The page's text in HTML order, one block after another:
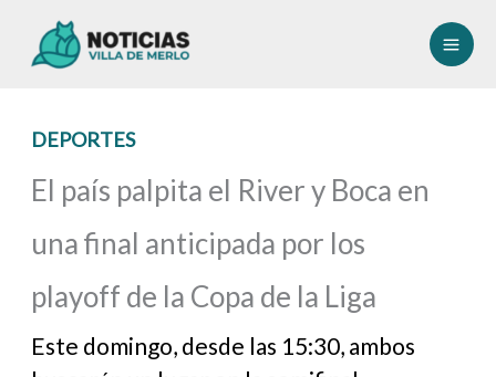
DEPORTES
El país palpita el River y Boca en
una final anticipada por los
playoff de la Copa de la Liga
Este domingo, desde las 15:30, ambos